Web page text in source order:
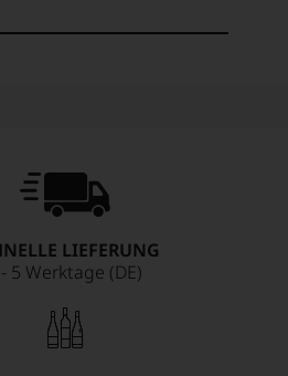
LIEFERUNG
5 Werktage (DE)